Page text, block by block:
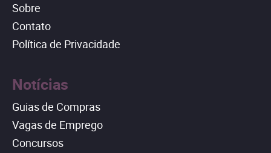
Sobre
Contato
Política de Privacidade
Notícias
Guias de Compras
Vagas de Emprego
Concursos